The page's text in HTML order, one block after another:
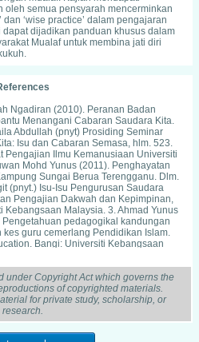
oleh semua pensyarah mencerminkan
‘wise practice’ dalam pengajaran
dijadikan panduan khusus dalam
Mualaf untuk membina jati diri
Ngadiran (2010). Peranan Badan
Menangani Cabaran Saudara Kita.
Abdullah (pnyt) Prosiding Seminar
Isu dan Cabaran Semasa, hlm. 523.
Pengajian Ilmu Kemanusiaan Universiti
Mohd Yunus (2011). Penghayatan
Sungai Berua Terengganu. Dlm.
(pnyt.) Isu-Isu Pengurusan Saudara
Pengajian Dakwah dan Kepimpinan,
Kebangsaan Malaysia. 3. Ahmad Yunus
Pengetahuan pedagogikal kandungan
guru cemerlang Pendidikan Islam.
Bangi: Universiti Kebangsaan
Arabi. 5. al-Nawawi. 1995. Sahih
al-Hujjaj al-Qushairi al-Naisaburi bi-
al-Nawawi al-Dimashqi al-Shafi’i. Dar
(1983). Hakikat al-Tawhid.Kaherah:
(2010). Islam an Introduction. Terj.
8. Al-Qurtubi (2004). Al-Jamic li al-Ahkam
9. Al-Nawawi (1995). Sahih
under Copyright Act which governs the
of copyrighted materials.
for private study, scholarship, or
research.